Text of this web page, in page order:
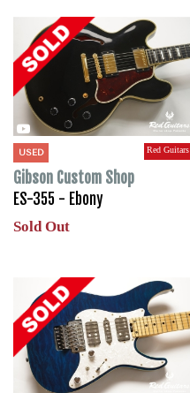
USED Red Guitars
Gibson Custom Shop
ES-355 - Ebony
Sold Out